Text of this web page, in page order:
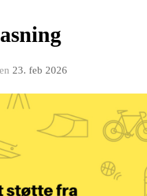
23. feb 2026